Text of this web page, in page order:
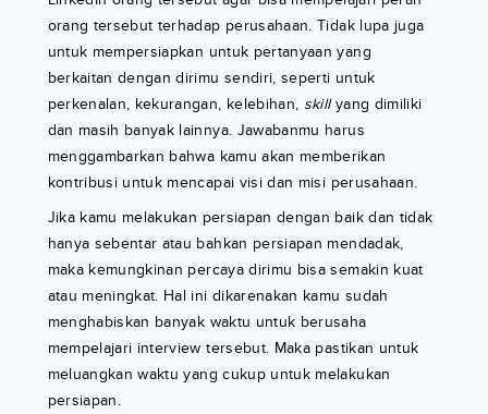
orang tersebut terhadap perusahaan. Tidak lupa juga
untuk mempersiapkan untuk pertanyaan yang
berkaitan dengan dirimu sendiri, seperti untuk
perkenalan, kekurangan, kelebihan, skillyang dimiliki
dan masih banyak lainnya. Jawabanmu harus
menggambarkan bahwa kamu akan memberikan
kontribusi untuk mencapai visi dan misi perusahaan.
Jika kamu melakukan persiapan dengan baik dan tidak
hanya sebentar atau bahkan persiapan mendadak,
maka kemungkinan percaya dirimu bisa semakin kuat
atau meningkat. Hal ini dikarenakan kamu sudah
menghabiskan banyak waktu untuk berusaha
mempelajari interview tersebut. Maka pastikan untuk
meluangkan waktu yang cukup untuk melakukan
persiapan.